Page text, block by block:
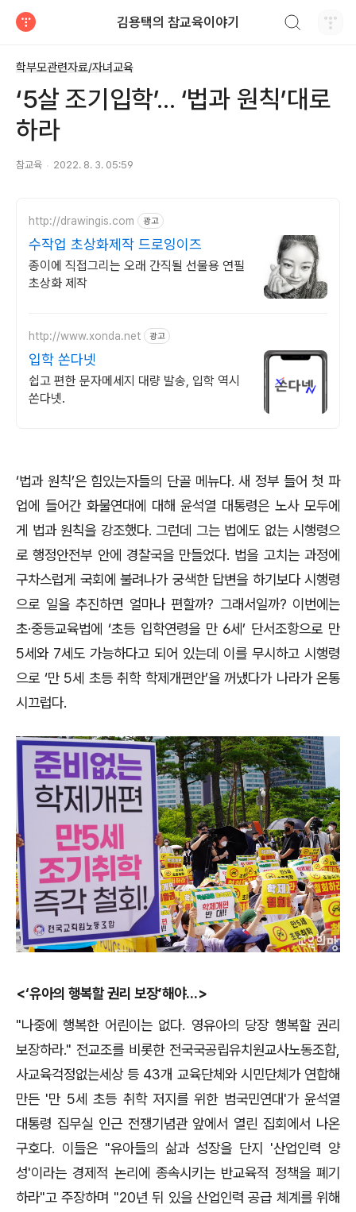
김용택의 참교육이야기
학부모관련자료/자녀교육
‘5살 조기입학’... ‘법과 원칙’대로
하라
참교육 2022. 8. 3. 05:59
http://drawingis.com 광고
수작업 초상화제작 드로잉이즈
종이에 직접그리는 오래 간직될 선물용 연필
초상화 제작
http://www.xonda.net 광고
입학 쏜다넷
쉽고 편한 문자메세지 대량 발송, 입학 역시
쏜다넷.
‘법과 원칙’은 힘있는자들의 단골 메뉴다. 새 정부 들어 첫 파
업에 들어간 화물연대에 대해 윤석열 대통령은 노사 모두에
게 법과 원칙을 강조했다. 그런데 그는 법에도 없는 시행령으
로 행정안전부 안에 경찰국을 만들었다. 법을 고치는 과정에
구차스럽게 국회에 불려나가 궁색한 답변을 하기보다 시행령
으로 일을 추진하면 얼마나 편할까? 그래서일까? 이번에는
초·중등교육법에 ‘초등 입학연령을 만 6세’ 단서조항으로 만
5세와 7세도 가능하다고 되어 있는데 이를 무시하고 시행령
으로 ‘만 5세 초등 취학 학제개편안’을 꺼냈다가 나라가 온통
시끄럽다.
<‘유아의 행복할 권리 보장’해야...>
"나중에 행복한 어린이는 없다. 영유아의 당장 행복할 권리
보장하라." 전교조를 비롯한 전국국공립유치원교사노동조합,
사교육걱정없는세상 등 43개 교육단체와 시민단체가 연합해
만든 '만 5세 초등 취학 저지를 위한 범국민연대'가 윤석열
대통령 집무실 인근 전쟁기념관 앞에서 열린 집회에서 나온
구호다. 이들은 "유아들의 삶과 성장을 단지 '산업인력 양
성'이라는 경제적 논리에 종속시키는 반교육적 정책을 폐기
하라"고 주장하며 "20년 뒤 있을 산업인력 공급 체계를 위해